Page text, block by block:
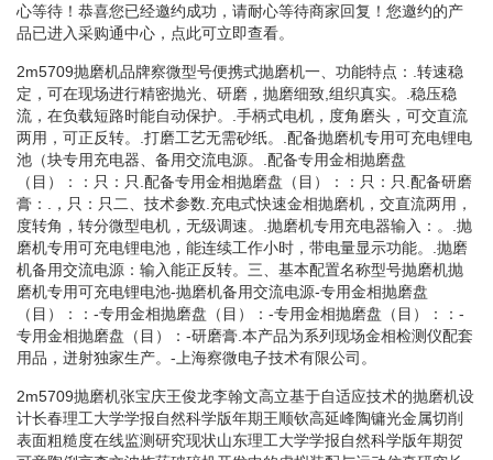
心等待！恭喜您已经邀约成功，请耐心等待商家回复！您邀约的产
品已进入采购通中心，点此可立即查看。
2m5709抛磨机品牌察微型号便携式抛磨机一、功能特点：.转速稳
定，可在现场进行精密抛光、研磨，抛磨细致,组织真实。.稳压稳
流，在负载短路时能自动保护。.手柄式电机，度角磨头，可交直流
两用，可正反转。.打磨工艺无需砂纸。.配备抛磨机专用可充电锂电
池（块专用充电器、备用交流电源。.配备专用金相抛磨盘
（目）：：只：只.配备专用金相抛磨盘（目）：：只：只.配备研磨
膏：.，只：只二、技术参数.充电式快速金相抛磨机，交直流两用，
度转角，转分微型电机，无级调速。.抛磨机专用充电器输入：。.抛
磨机专用可充电锂电池，能连续工作小时，带电量显示功能。.抛磨
机备用交流电源：输入能正反转。三、基本配置名称型号抛磨机抛
磨机专用可充电锂电池-抛磨机备用交流电源-专用金相抛磨盘
（目）：：-专用金相抛磨盘（目）：-专用金相抛磨盘（目）：：-
专用金相抛磨盘（目）：-研磨膏.本产品为系列现场金相检测仪配套
用品，迸射独家生产。-上海察微电子技术有限公司。
2m5709抛磨机张宝庆王俊龙李翰文高立基于自适应技术的抛磨机设
计长春理工大学学报自然科学版年期王顺钦高延峰陶镛光金属切削
表面粗糙度在线监测研究现状山东理工大学学报自然科学版年期贺